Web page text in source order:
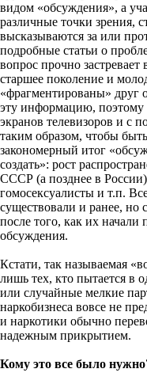
видом «обсуждения», а
различные точки зрения,
высказываются за или
подробные статьи о
вопрос прочно
старшее поколение и
«фрагментированы» друг
эту информацию, поэтому
экранов телевизоров и с
таким образом, чтобы
закономерный итог
создать»: рост
СССР (а позднее в
гомосексуалисты и т.п.
существовали и ранее, но
после того, как их
обсуждения.
Кстати, так называемая
лишь тех, кто пытается в
или случайные мелкие
наркобизнеса вовсе не
и наркотики обычно
надежным прикрытием.
Кому это все было